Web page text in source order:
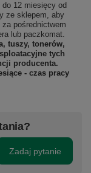
12 miesięcy od
ze sklepem, aby
pośrednictwem
lub paczkomat.
tuszy, tonerów,
tych
producenta.
- czas pracy
Zadaj pytanie